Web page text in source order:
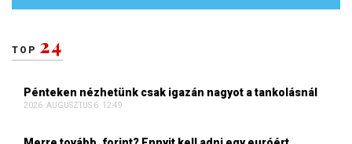
TOP 24
Pénteken nézhetünk csak igazán nagyot a tankolásnál
2026. AUGUSZTUS 6. 12:49